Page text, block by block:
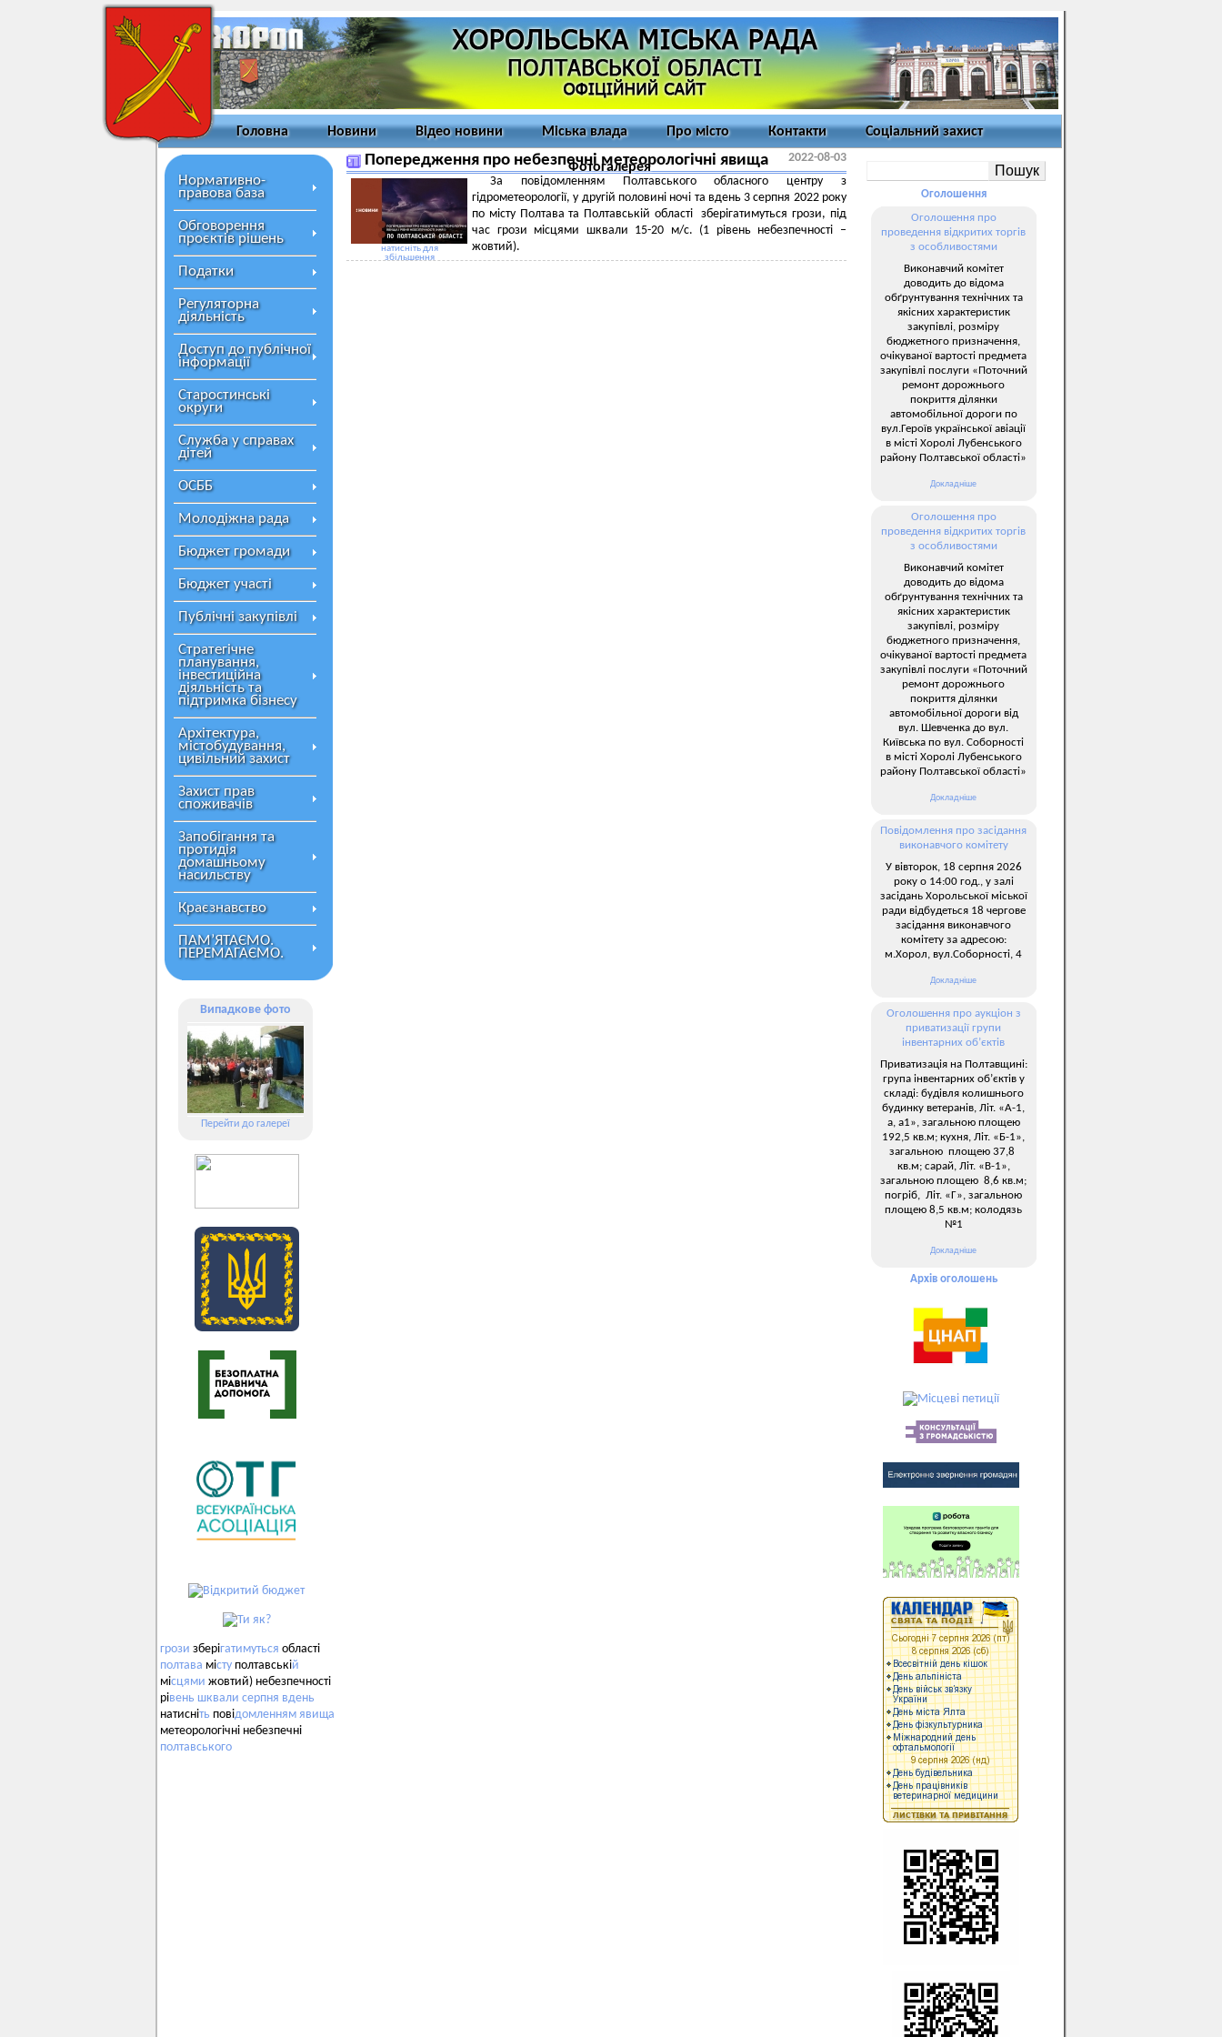
Головна Новини Відео новини Міська влада Про місто Контакти Соціальний захист
Фотогалерея
Нормативно-
правова база
Обговорення
проєктів рішень
Податки
Регуляторна
діяльність
Доступ до публічної
інформації
Старостинські
округи
Служба у справах
дітей
ОСББ
Молодіжна рада
Бюджет громади
Бюджет участі
Публічні закупівлі
Стратегічне
планування,
інвестиційна
діяльність та
підтримка бізнесу
Архітектура,
містобудування,
цивільний захист
Захист прав
споживачів
Запобігання та
протидія
домашньому
насильству
Краєзнавство
ПАМ’ЯТАЄМО.
ПЕРЕМАГАЄМО.
Випадкове фото
Перейти до галереї
грози зберігатимуться області
полтава місту полтавській
місцями жовтий) небезпечності
рівень шквали серпня вдень
натисніть повідомленням явища
метеорологічні небезпечні
полтавського
Попередження про небезпечні метеорологічні явища 2022-08-03
натисніть для
збільшення
За повідомленням Полтавського обласного центру з
гідрометеорології, у другій половині ночі та вдень 3 серпня 2022 року
по місту Полтава та Полтавській області зберігатимуться грози, під
час грози місцями шквали 15-20 м/с. (1 рівень небезпечності –
жовтий).
Оголошення
Оголошення про
проведення відкритих торгів
з особливостями
Виконавчий комітет
доводить до відома
обґрунтування технічних та
якісних характеристик
закупівлі, розміру
бюджетного призначення,
очікуваної вартості предмета
закупівлі послуги «Поточний
ремонт дорожнього
покриття ділянки
автомобільної дороги по
вул.Героїв української авіації
в місті Хоролі Лубенського
району Полтавської області»
Докладніше
Оголошення про
проведення відкритих торгів
з особливостями
Виконавчий комітет
доводить до відома
обґрунтування технічних та
якісних характеристик
закупівлі, розміру
бюджетного призначення,
очікуваної вартості предмета
закупівлі послуги «Поточний
ремонт дорожнього
покриття ділянки
автомобільної дороги від
вул. Шевченка до вул.
Київська по вул. Соборності
в місті Хоролі Лубенського
району Полтавської області»
Докладніше
Повідомлення про засідання
виконавчого комітету
У вівторок, 18 серпня 2026
року о 14:00 год., у залі
засідань Хорольської міської
ради відбудеться 18 чергове
засідання виконавчого
комітету за адресою:
м.Хорол, вул.Соборності, 4
Докладніше
Оголошення про аукціон з
приватизації групи
інвентарних об’єктів
Приватизація на Полтавщині:
група інвентарних об’єктів у
складі: будівля колишнього
будинку ветеранів, Літ. «А-1,
а, а1», загальною площею
192,5 кв.м; кухня, Літ. «Б-1»,
загальною площею 37,8
кв.м; сарай, Літ. «В-1»,
загальною площею 8,6 кв.м;
погріб, Літ. «Г», загальною
площею 8,5 кв.м; колодязь
№1
Докладніше
Архів оголошень